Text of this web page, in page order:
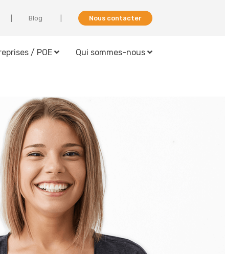
/ POE Qui sommes-nous
Blog Nous contacter